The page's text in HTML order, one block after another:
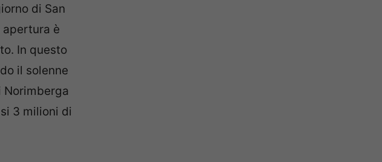
di San
apertura è
In questo
il solenne
Norimberga
3 milioni di